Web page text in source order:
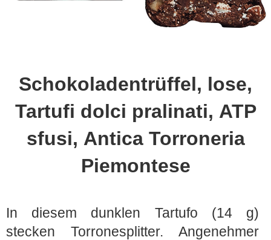
Schokoladentrüffel, lose,
Tartufi dolci pralinati, ATP
sfusi, Antica Torroneria
Piemontese
In diesem dunklen Tartufo (14 g)
stecken Torronesplitter. Angenehmer